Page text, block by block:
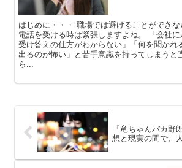
はじめに・・・ 職場では避けることができ
電話を受ける時は緊張しますよね。 「会社
受け答えの仕方がわからない」「何を聞かれ
出るのが怖い」と苦手意識を持ってしまうと
ら...
『竜ちゃんバカ
想と現実の間で、